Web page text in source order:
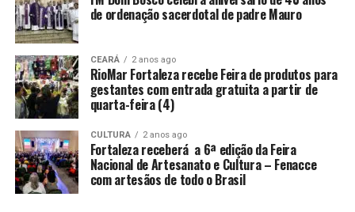
de ordenação sacerdotal de padre Mauro
CEARÁ 2 anos ago
RioMar Fortaleza recebe Feira de produtos para
gestantes com entrada gratuita a partir de
quarta-feira (4)
CULTURA 2 anos ago
Fortaleza receberá a 6ª edição da Feira
Nacional de Artesanato e Cultura – Fenacce
com artesãos de todo o Brasil